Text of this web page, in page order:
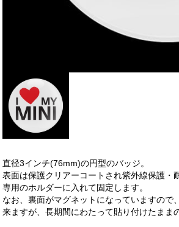
直径3インチ(76mm)の円型のバッジ。
表面は保護クリアーコートされ紫外線保護・
専用のホルダーに入れて固定します。
なお、裏面がマグネットになっていますので
来ますが、長期間にわたって貼り付けたまま